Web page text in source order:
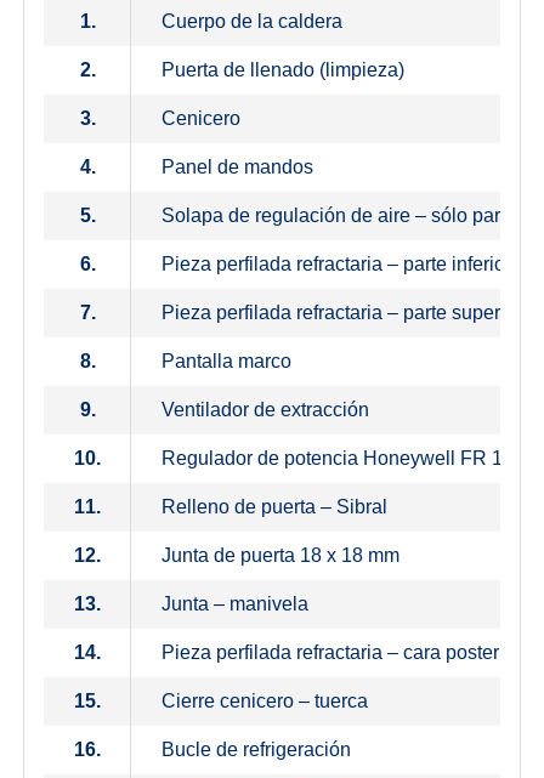
1. Cuerpo de la caldera
2. Puerta de llenado (limpieza)
3. Cenicero
4. Panel de mandos
5. Solapa de regulación de aire – sólo para
6. Pieza perfilada refractaria – parte inferior
7. Pieza perfilada refractaria – parte superior
8. Pantalla marco
9. Ventilador de extracción
10. Regulador de potencia Honeywell FR 124
11. Relleno de puerta – Sibral
12. Junta de puerta 18 x 18 mm
13. Junta – manivela
14. Pieza perfilada refractaria – cara posterior
15. Cierre cenicero – tuerca
16. Bucle de refrigeración